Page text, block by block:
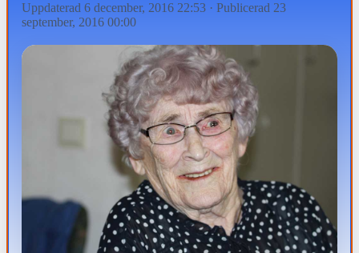
Uppdaterad 6 december, 2016 22:53 · Publicerad 23
september, 2016 00:00